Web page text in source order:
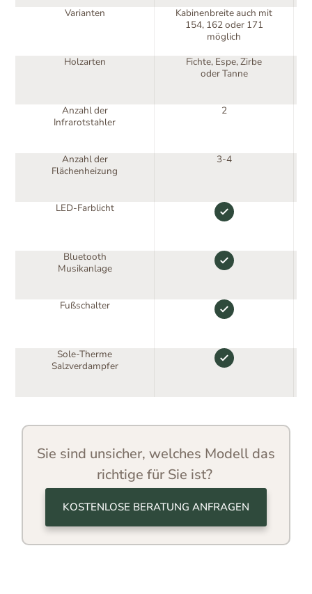
Varianten
Kabinenbreite auch mit
154, 162 oder 171
möglich
Holzarten
Fichte, Espe, Zirbe
oder Tanne
Anzahl der
Infrarotstahler
2
Anzahl der
Flächenheizung
3-4
LED-Farblicht
Bluetooth
Musikanlage
Fußschalter
Sole-Therme
Salzverdampfer
Sie sind unsicher, welches Modell das
richtige für Sie ist?
KOSTENLOSE BERATUNG ANFRAGEN